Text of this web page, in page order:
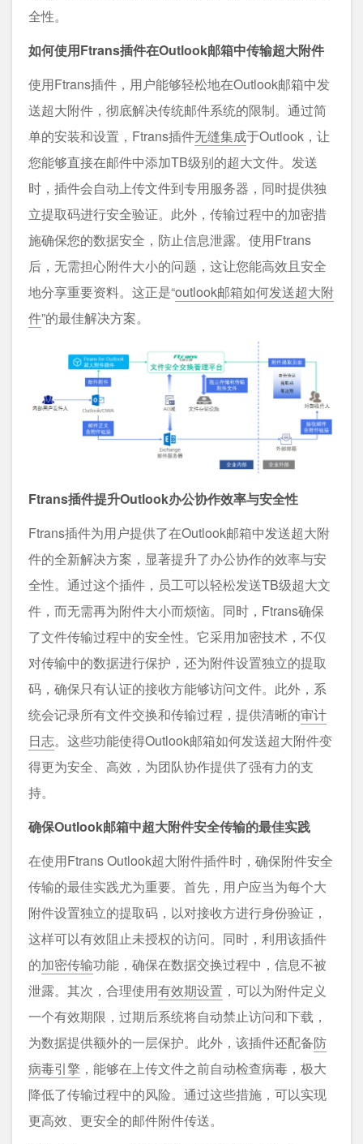
全性。
如何使用Ftrans插件在Outlook邮箱中传输超大附件
使用Ftrans插件，用户能够轻松地在Outlook邮箱中发
送超大附件，彻底解决传统邮件系统的限制。通过简
单的安装和设置，Ftrans插件无缝集成于Outlook，让
您能够直接在邮件中添加TB级别的超大文件。发送
时，插件会自动上传文件到专用服务器，同时提供独
立提取码进行安全验证。此外，传输过程中的加密措
施确保您的数据安全，防止信息泄露。使用Ftrans
后，无需担心附件大小的问题，这让您能高效且安全
地分享重要资料。这正是“outlook邮箱如何发送超大附
件”的最佳解决方案。
Ftrans插件提升Outlook办公协作效率与安全性
Ftrans插件为用户提供了在Outlook邮箱中发送超大附
件的全新解决方案，显著提升了办公协作的效率与安
全性。通过这个插件，员工可以轻松发送TB级超大文
件，而无需再为附件大小而烦恼。同时，Ftrans确保
了文件传输过程中的安全性。它采用加密技术，不仅
对传输中的数据进行保护，还为附件设置独立的提取
码，确保只有认证的接收方能够访问文件。此外，系
统会记录所有文件交换和传输过程，提供清晰的审计
日志。这些功能使得Outlook邮箱如何发送超大附件变
得更为安全、高效，为团队协作提供了强有力的支
持。
确保Outlook邮箱中超大附件安全传输的最佳实践
在使用Ftrans Outlook超大附件插件时，确保附件安全
传输的最佳实践尤为重要。首先，用户应当为每个大
附件设置独立的提取码，以对接收方进行身份验证，
这样可以有效阻止未授权的访问。同时，利用该插件
的加密传输功能，确保在数据交换过程中，信息不被
泄露。其次，合理使用有效期设置 ，可以为附件定义
一个有效期限，过期后系统将自动禁止访问和下载，
为数据提供额外的一层保护。此外，该插件还配备防
病毒引擎 ，能够在上传文件之前自动检查病毒，极大
降低了传输过程中的风险。通过这些措施，可以实现
更高效、更安全的邮件附件传送。